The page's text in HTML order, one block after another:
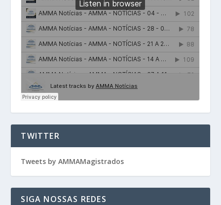
TWITTER
Tweets by AMMAMagistrados
SIGA NOSSAS REDES